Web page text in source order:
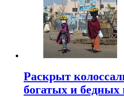
Раскрыт
богатых и